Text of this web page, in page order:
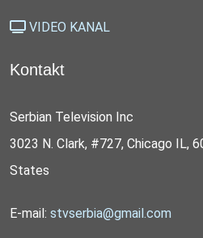
VIDEO KANAL
Kontakt
Serbian Television Inc
3023 N. Clark, #727, Chicago IL,
States
E-mail: stvserbia@gmail.com